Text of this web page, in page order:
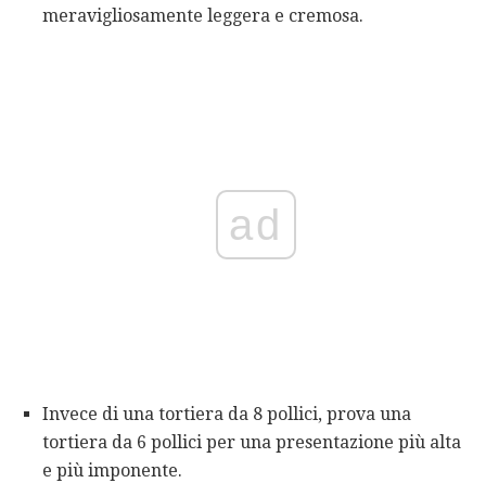
meravigliosamente leggera e cremosa.
ad
Invece di una tortiera da 8 pollici, prova una
tortiera da 6 pollici per una presentazione più alta
e più imponente.